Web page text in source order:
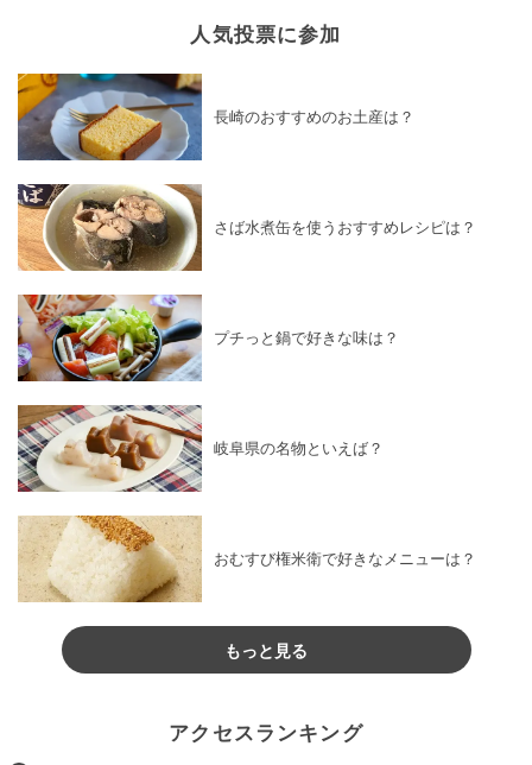
人気投票に参加
長崎のおすすめのお土産は？
さば水煮缶を使うおすすめレシピは？
プチっと鍋で好きな味は？
岐阜県の名物といえば？
おむすび権米衛で好きなメニューは？
もっと見る
アクセスランキング